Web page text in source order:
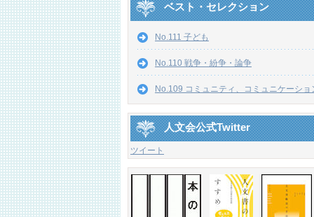
ベスト・セレクション
No.111 子ども
No.110 戦争・紛争・論争
No.109 コミュニティ、コミュニケーショ
人文会公式Twitter
ツイート